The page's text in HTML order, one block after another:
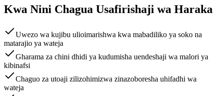
Kwa Nini Chagua Usafirishaji wa Haraka
Uwezo wa kujibu ulioimarishwa kwa mabadiliko ya soko na
matarajio ya wateja
Gharama za chini dhidi ya kudumisha uendeshaji wa malori ya
kibinafsi
Chaguo za utoaji zilizohimizwa zinazoboresha uhifadhi wa
wateja